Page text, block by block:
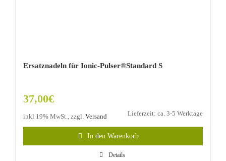
Ersatznadeln für Ionic-Pulser®Standard S
37,00€
inkl 19% MwSt., zzgl. Versand Lieferzeit: ca. 3-5 Werktage
In den Warenkorb
Details